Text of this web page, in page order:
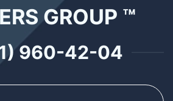
GROUP ™
960-42-04